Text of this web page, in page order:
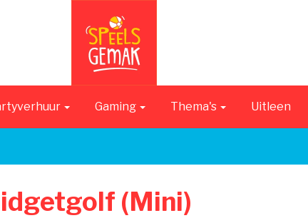
Gaming Thema's Uitleen
(Mini)